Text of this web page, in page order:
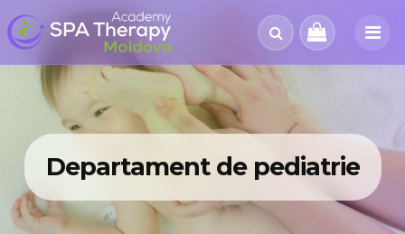
Departament de pediatrie